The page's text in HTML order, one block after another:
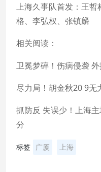
上海久事队首发：王哲
格、李弘权、张镇麟
相关阅读：
卫冕梦碎！伤病侵袭
尽力局！胡金秋20 9无
抓防反 失误少！上海
分
标签 广厦 上海